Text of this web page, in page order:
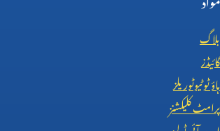
بلاگ
گائیڈز
ہاؤ ٹو ٹیوٹوریلز
پرامٹ کلیکشنز